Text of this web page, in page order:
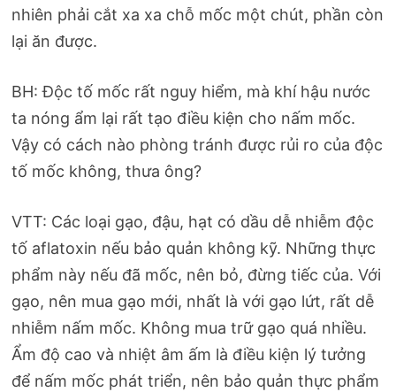
nhiên phải cắt xa xa chỗ mốc một chút, phần còn
lại ăn được.
BH: Độc tố mốc rất nguy hiểm, mà khí hậu nước
ta nóng ẩm lại rất tạo điều kiện cho nấm mốc.
Vậy có cách nào phòng tránh được rủi ro của độc
tố mốc không, thưa ông?
VTT: Các loại gạo, đậu, hạt có dầu dễ nhiễm độc
tố aflatoxin nếu bảo quản không kỹ. Những thực
phẩm này nếu đã mốc, nên bỏ, đừng tiếc của. Với
gạo, nên mua gạo mới, nhất là với gạo lứt, rất dễ
nhiễm nấm mốc. Không mua trữ gạo quá nhiều.
Ẩm độ cao và nhiệt âm ấm là điều kiện lý tưởng
để nấm mốc phát triển, nên bảo quản thực phẩm